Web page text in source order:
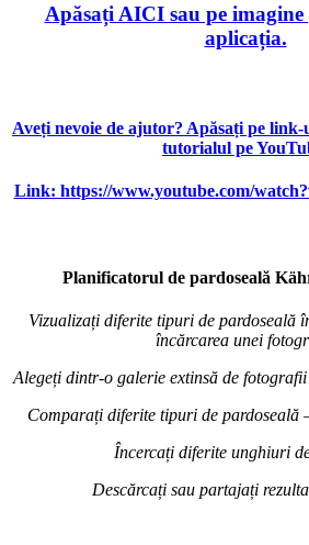
Apăsați AICI sau pe imagine
aplicația.
Aveți nevoie de ajutor? Apăsați pe
tutorialul pe
Link: https://www.youtube.com/
Planificatorul de pardoseală
Vizualizați diferite tipuri de pardoseală
încărcarea unei
Alegeți dintr-o galerie extinsă de
Comparați diferite tipuri de pardoseală
Încercați diferite unghiuri
Descărcați sau partajați